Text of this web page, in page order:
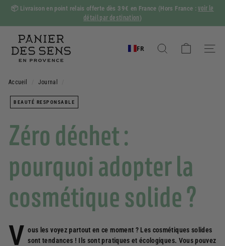
Passer
contenu
Diaporama
Pause
📦 Livraison en point relais offerte dès 39€ en France (Hors France :voir le
détail par destination )
a
i
e
r
d
e
s
S
e
n
s
FR
Rechercher
Accueil Journal
BEAUTÉ RESPONSABLE
Zéro déchet :
pourquoi adopter la
cosmétique solide ?
V ous les voyez partout en ce moment ? Les cosmétiques solides
sont tendances ! Ils sont pratiques et écologiques. Vous pouvez